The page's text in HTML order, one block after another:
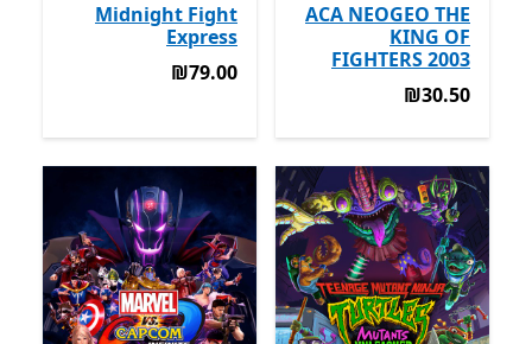
ACA NEOGEO THE
KING OF
FIGHTERS 2003
‪₪30.50‬
‪₪30.50‬
Midnight Fight
Express
‪₪79.00‬
‪₪79.00‬